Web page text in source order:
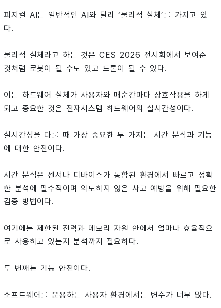
피지컬 AI는 일반적인 AI와 달리 ‘물리적 실체’를 가지고 있
다.
물리적 실체라고 하는 것은 CES 2026 전시회에서 보여준
것처럼 로봇이 될 수도 있고 드론이 될 수 있다.
이는 하드웨어 실체가 사용자와 매순간마다 상호작용을 하게
되고 중요한 것은 전자시스템 하드웨어의 실시간성이다.
실시간성을 다룰 때 가장 중요한 두 가지는 시간 분석과 기능
에 대한 안전이다.
시간 분석은 센서나 디바이스가 통합된 환경에서 빠르고 정확
한 분석에 필수적이며 의도하지 않은 사고 예방을 위해 필요한
검증 방법이다.
여기에는 제한된 전력과 메모리 자원 안에서 얼마나 효율적으
로 사용하고 있는지 분석까지 필요하다.
두 번째는 기능 안전이다.
소프트웨어를 운용하는 사용자 환경에서는 변수가 너무 많다.